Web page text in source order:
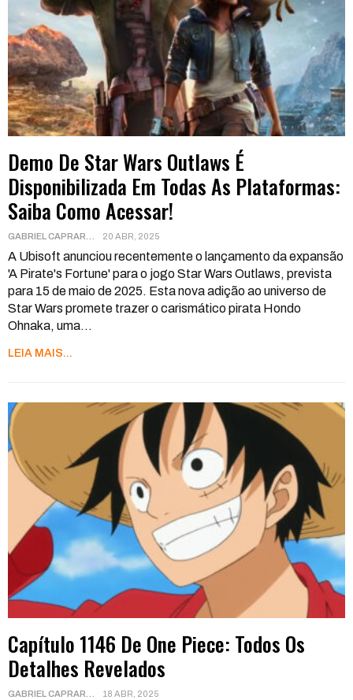
Demo De Star Wars Outlaws É
Disponibilizada Em Todas As Plataformas:
Saiba Como Acessar!
20 ABR, 2025
A Ubisoft anunciou recentemente o lançamento da expansão
'A Pirate's Fortune' para o jogo Star Wars Outlaws, prevista
para 15 de maio de 2025. Esta nova adição ao universo de
Star Wars promete trazer o carismático pirata Hondo
Ohnaka, uma…
LEIA MAIS...
Capítulo 1146 De One Piece: Todos Os
Detalhes Revelados
18 ABR, 2025